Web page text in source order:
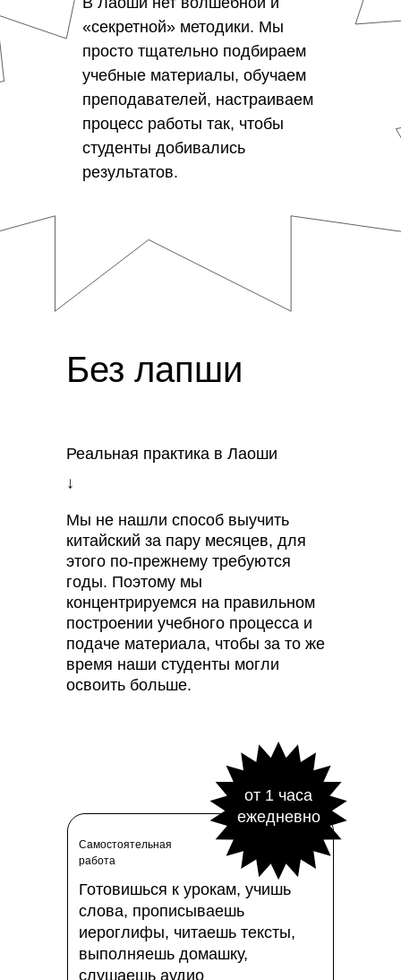
«секретной» методики. Мы
просто тщательно подбираем
учебные материалы, обучаем
преподавателей, настраиваем
процесс работы так, чтобы
студенты добивались
результатов.
Без лапши
Мы не нашли способ выучить
китайский за пару месяцев, для
этого по-прежнему требуются
годы. Поэтому мы
концентрируемся на правильном
построении учебного процесса и
подаче материала, чтобы за то же
время наши студенты могли
освоить больше.
Реальная практика в Лаоши
↓
Готовишься к урокам, учишь
слова, прописываешь
иероглифы, читаешь тексты,
выполняешь домашку,
слушаешь аудио
Самостоятельная
работа
от 1 часа
ежедневно